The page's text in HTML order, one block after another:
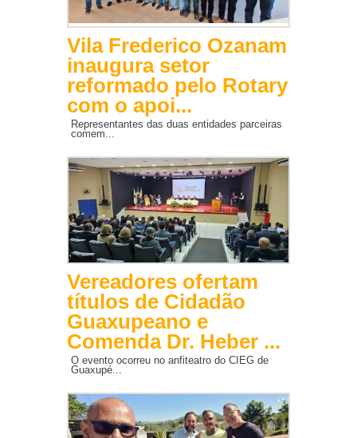
Vila Frederico Ozanam
inaugura setor
reformado pelo Rotary
com o apoi...
Representantes das duas entidades parceiras
comem...
Vereadores ofertam
títulos de Cidadão
Guaxupeano e
Comenda Dr. Heber ...
O evento ocorreu no anfiteatro do CIEG de
Guaxupé...